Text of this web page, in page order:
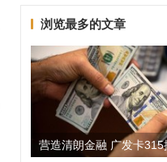
浏览最多的文章
营造清朗金融 广发卡315